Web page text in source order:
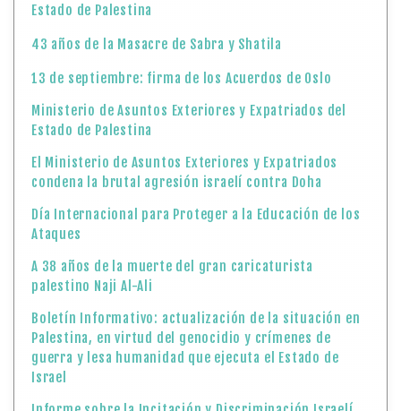
Estado de Palestina
43 años de la Masacre de Sabra y Shatila
13 de septiembre: firma de los Acuerdos de Oslo
Ministerio de Asuntos Exteriores y Expatriados del
Estado de Palestina
El Ministerio de Asuntos Exteriores y Expatriados
condena la brutal agresión israelí contra Doha
Día Internacional para Proteger a la Educación de los
Ataques
A 38 años de la muerte del gran caricaturista
palestino Naji Al-Ali
Boletín Informativo: actualización de la situación en
Palestina, en virtud del genocidio y crímenes de
guerra y lesa humanidad que ejecuta el Estado de
Israel